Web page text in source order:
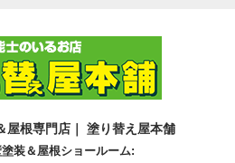
屋根専門店｜ 塗り替え屋本舗
装＆屋根ショールーム: